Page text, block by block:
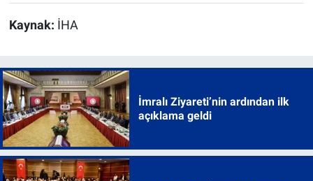
Kaynak: İHA
İmralı Ziyareti’nin ardından ilk
açıklama geldi